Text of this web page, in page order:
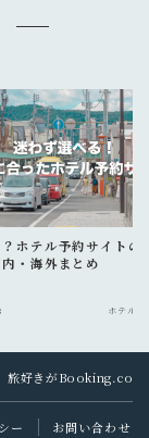
ホテル予約サイトの
・海外まとめ
ホテル
旅好きがBooking.com
ー お問い合わせ